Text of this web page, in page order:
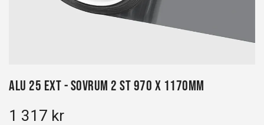
Alu 25 EXT - Sovrum 2 st 970 x 1170mm
1 317 kr